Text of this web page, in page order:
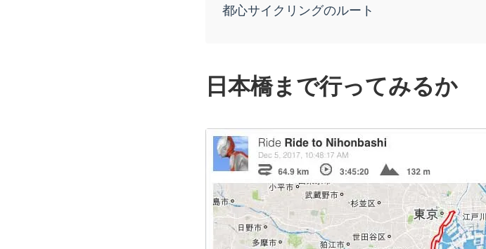
都心サイクリングのルート
日本橋まで行ってみるか